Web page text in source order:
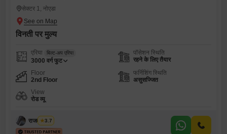
सेक्टर 1, नोएडा
विनती पर मुल्य
एरिया बिल्ट-अप एरिया
3000 वर्ग फुट
पॉसेशन स्थिति
रहने के लिए तैयार
Floor
2nd Floor
फर्निशिंग स्थिति
असुसज्जित
View
रोड व्यू
राजवीर सिंघ
3.7